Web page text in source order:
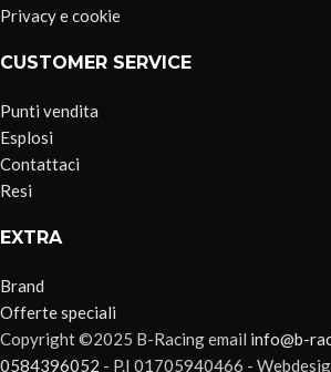
Privacy e cookie
CUSTOMER SERVICE
Punti vendita
Esplosi
Contattaci
Resi
EXTRA
Brand
Offerte speciali
Copyright ©2025 B-Racing email info@b-
0584396052 - P.I 01705940466 -